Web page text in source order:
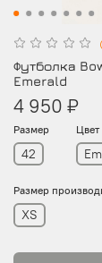
Футболка
Emerald
4 950 ₽
Размер
42
Цвет
Размер
XS